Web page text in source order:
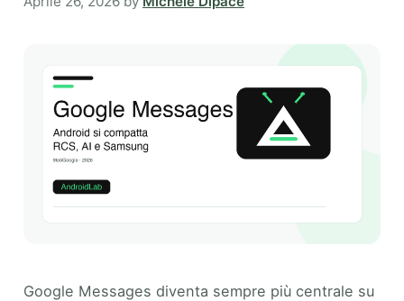
Google Messages diventa sempre più centrale su